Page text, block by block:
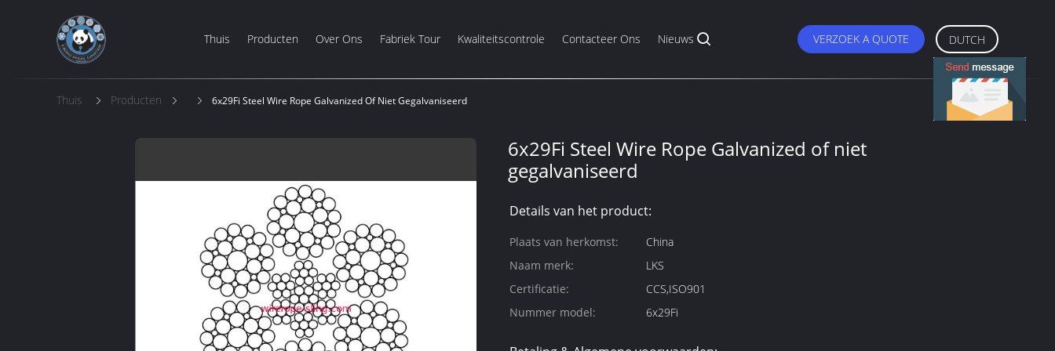
Thuis Producten Over Ons Fabriek Tour Kwaliteitscontrole Contacteer Ons Nieuws VERZOEK A QUOTE DUTCH
Thuis Producten 6x29Fi Steel Wire Rope Galvanized Of Niet Gegalvaniseerd
6x29Fi Steel Wire Rope Galvanized of niet
gegalvaniseerd
Details van het product:
Plaats van herkomst:
China
Naam merk:
LKS
Certificatie:
CCS,ISO901
Nummer model:
6x29Fi